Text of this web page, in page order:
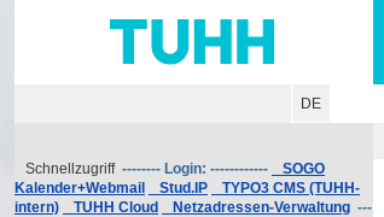
DE
Schnellzugriff -------- Login: ------------
SOGO
Kalender+Webmail
Stud.IP
TYPO3 CMS (TUHH-
intern)
TUHH Cloud Netzadressen-Verwaltung ---